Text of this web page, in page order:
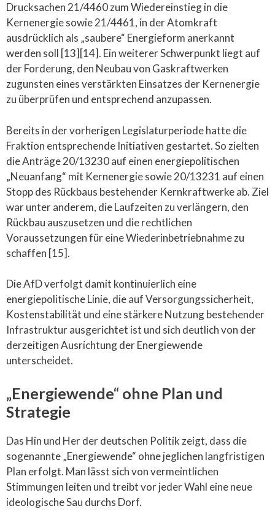
Drucksachen 21/4460 zum Wiedereinstieg in die
Kernenergie sowie 21/4461, in der Atomkraft
ausdrücklich als „saubere“ Energieform anerkannt
werden soll [13][14]. Ein weiterer Schwerpunkt liegt auf
der Forderung, den Neubau von Gaskraftwerken
zugunsten eines verstärkten Einsatzes der Kernenergie
zu überprüfen und entsprechend anzupassen.
Bereits in der vorherigen Legislaturperiode hatte die
Fraktion entsprechende Initiativen gestartet. So zielten
die Anträge 20/13230 auf einen energiepolitischen
„Neuanfang“ mit Kernenergie sowie 20/13231 auf einen
Stopp des Rückbaus bestehender Kernkraftwerke ab. Ziel
war unter anderem, die Laufzeiten zu verlängern, den
Rückbau auszusetzen und die rechtlichen
Voraussetzungen für eine Wiederinbetriebnahme zu
schaffen [15].
Die AfD verfolgt damit kontinuierlich eine
energiepolitische Linie, die auf Versorgungssicherheit,
Kostenstabilität und eine stärkere Nutzung bestehender
Infrastruktur ausgerichtet ist und sich deutlich von der
derzeitigen Ausrichtung der Energiewende
unterscheidet.
„Energiewende“ ohne Plan und
Strategie
Das Hin und Her der deutschen Politik zeigt, dass die
sogenannte „Energiewende“ ohne jeglichen langfristigen
Plan erfolgt. Man lässt sich von vermeintlichen
Stimmungen leiten und treibt vor jeder Wahl eine neue
ideologische Sau durchs Dorf.